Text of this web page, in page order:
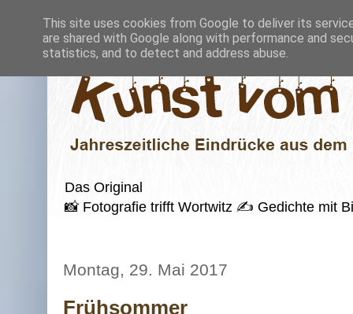
Das Original
📸 Fotografie trifft Wortwitz ✍️ Gedichte mit
Montag, 29. Mai 2017
Frühsommer
This site uses cookies from Google to deliver its
are shared with Google along with performance and
statistics, and to detect and address abuse.